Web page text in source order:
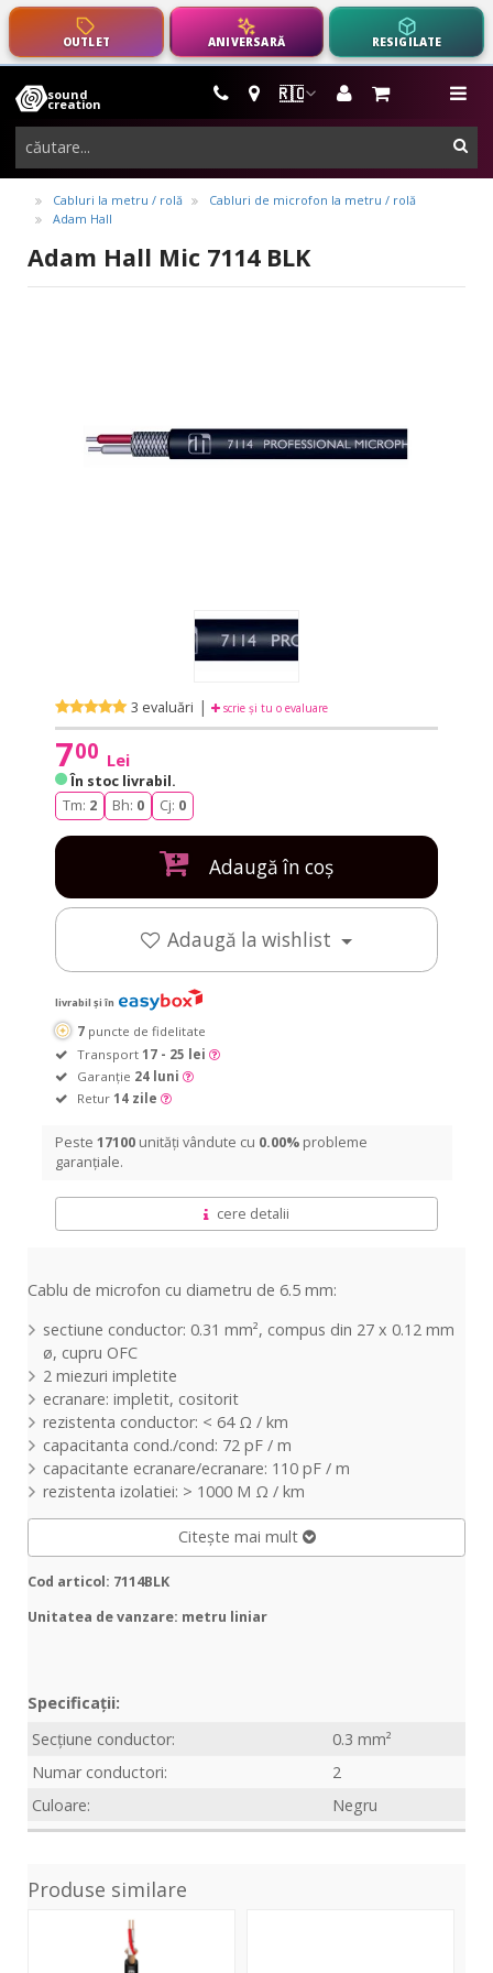
OUTLET ANIVERSARĂ RESIGILATE
🇷🇴
sound
creation
instrumente
muzicale,
echipamente
pro-
audio
Cabluri la metru / rolă
Cabluri de microfon la metru / rolă
Adam Hall
Adam Hall Mic 7114 BLK
3 evaluări | scrie și tu o evaluare
700 Lei
În stoc livrabil.
Tm: 2 Bh: 0 Cj: 0
Adaugă în coș
Adaugă la wishlist
livrabil și în
7 puncte de fidelitate
Transport 17 - 25 lei
Garanție 24 luni
Retur 14 zile
Peste 17100 unități vândute cu 0.00% probleme
garanțiale.
cere detalii
Cablu de microfon cu diametru de 6.5 mm:
sectiune conductor: 0.31 mm², compus din 27 x 0.12 mm
ø, cupru OFC
2 miezuri impletite
ecranare: impletit, cositorit
rezistenta conductor: < 64 Ω / km
capacitanta cond./cond: 72 pF / m
capacitante ecranare/ecranare: 110 pF / m
rezistenta izolatiei: > 1000 M Ω / km
Citește mai mult
Cod articol: 7114BLK
Unitatea de vanzare: metru liniar
Specificații:
Secțiune conductor:
0.3 mm²
Numar conductori:
2
Culoare:
Negru
Produse similare